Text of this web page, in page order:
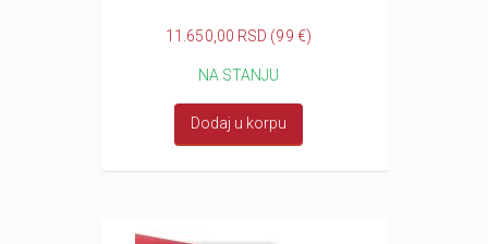
11.650,00 RSD (99 €)
NA STANJU
Dodaj u korpu